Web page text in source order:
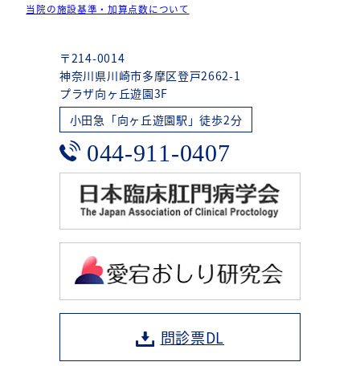
当院の施設基準・加算点数について
〒214-0014
神奈川県川崎市多摩区登戸2662-1
プラザ向ヶ丘遊園3F
小田急「向ヶ丘遊園駅」徒歩2分
044-911-0407
問診票DL